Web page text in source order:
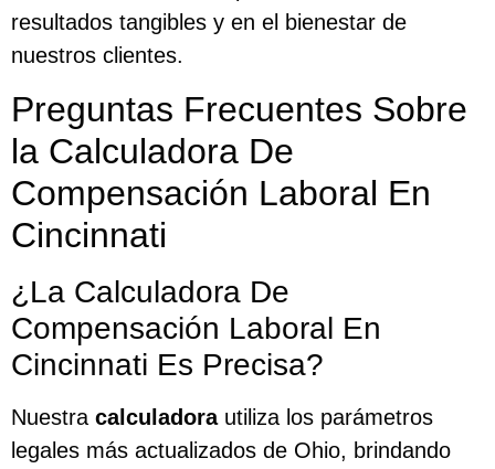
resultados tangibles y en el bienestar de
nuestros clientes.
Preguntas Frecuentes Sobre
la Calculadora De
Compensación Laboral En
Cincinnati
¿La Calculadora De
Compensación Laboral En
Cincinnati Es Precisa?
Nuestra calculadorautiliza los parámetros
legales más actualizados de Ohio, brindando